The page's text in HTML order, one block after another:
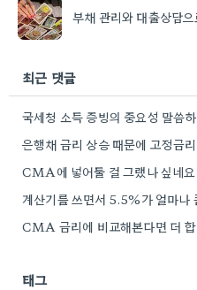
부채 관리와 대출상담
최근 댓글
태그